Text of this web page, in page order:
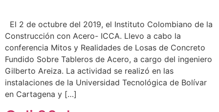
El 2 de octubre del 2019, el Instituto Colombiano de la
Construcción con Acero- ICCA. Llevo a cabo la
conferencia Mitos y Realidades de Losas de Concreto
Fundido Sobre Tableros de Acero, a cargo del ingeniero
Gilberto Areiza. La actividad se realizó en las
instalaciones de la Universidad Tecnológica de Bolívar
en Cartagena y […]